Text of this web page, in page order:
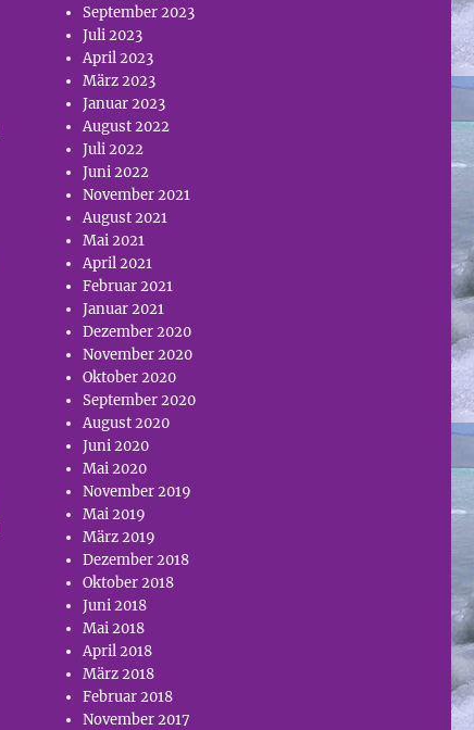
September 2023
Juli 2023
April 2023
März 2023
Januar 2023
August 2022
Juli 2022
Juni 2022
November 2021
August 2021
Mai 2021
April 2021
Februar 2021
Januar 2021
Dezember 2020
November 2020
Oktober 2020
September 2020
August 2020
Juni 2020
Mai 2020
November 2019
Mai 2019
März 2019
Dezember 2018
Oktober 2018
Juni 2018
Mai 2018
April 2018
März 2018
Februar 2018
November 2017